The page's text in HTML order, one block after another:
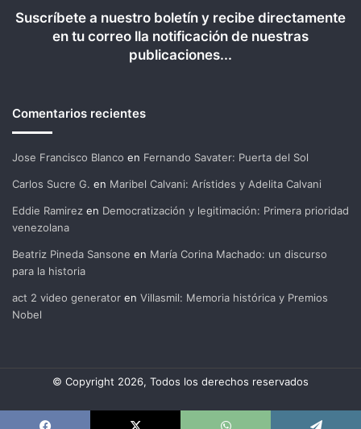
Suscríbete a nuestro boletín y recibe directamente
en tu correo lla notificación de nuestras
publicaciones...
Comentarios recientes
Jose Francisco Blanco en Fernando Savater: Puerta del Sol
Carlos Sucre G. en Maribel Calvani: Arístides y Adelita Calvani
Eddie Ramirez en Democratización y legitimación: Primera prioridad
venezolana
Beatriz Pineda Sansone en María Corina Machado: un discurso
para la historia
act 2 video generator en Villasmil: Memoria histórica y Premios
Nobel
© Copyright 2026, Todos los derechos reservados